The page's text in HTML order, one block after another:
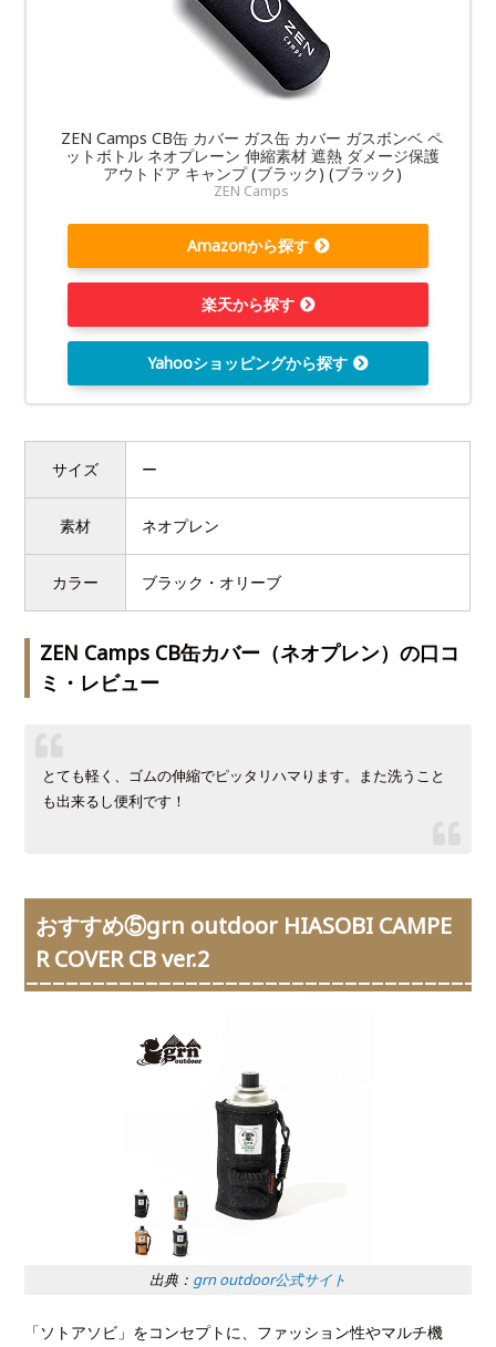
ZEN Camps CB缶 カバー ガス缶 カバー ガスボンベ ペ
ットボトル ネオプレーン 伸縮素材 遮熱 ダメージ保護
アウトドア キャンプ (ブラック) (ブラック)
ZEN Camps
Amazonから探す
楽天から探す
Yahooショッピングから探す
サイズ ー
素材 ネオプレン
カラー ブラック・オリーブ
ZEN Camps CB缶カバー（ネオプレン）の口コ
ミ・レビュー
とても軽く、ゴムの伸縮でピッタリハマります。また洗うこと
も出来るし便利です！
おすすめ⑤grn outdoor HIASOBI CAMPE
R COVER CB ver.2
出典： grn outdoor公式サイト
「ソトアソビ」をコンセプトに、ファッション性やマルチ機